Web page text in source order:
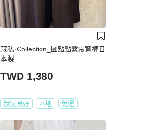
藏私·Collection_圓點點繫帶寬褲日
本製
TWD 1,380
狀況良好 本地 免運